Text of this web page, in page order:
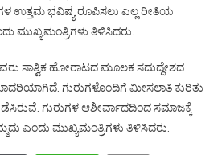
ಭವಿಷ್ಯ ರೂಪಿಸಲು ಎಲ್ಲ ರೀತಿಯ
ಮುಖ್ಯಮಂತ್ರಿಗಳು ತಿಳಿಸಿದರು.
ಸಾತ್ವಿಕ ಹೋರಾಟದ ಮೂಲಕ ಸದುದ್ದೇಶದ
ಗುರುಗಳೊಂದಿಗೆ ಮೀಸಲಾತಿ ಕುರಿತು
ಗುರುಗಳ ಆಶೀರ್ವಾದದಿಂದ ಸಮಾಜಕ್ಕೆ
ಎಂದು ಮುಖ್ಯಮಂತ್ರಿಗಳು ತಿಳಿಸಿದರು.